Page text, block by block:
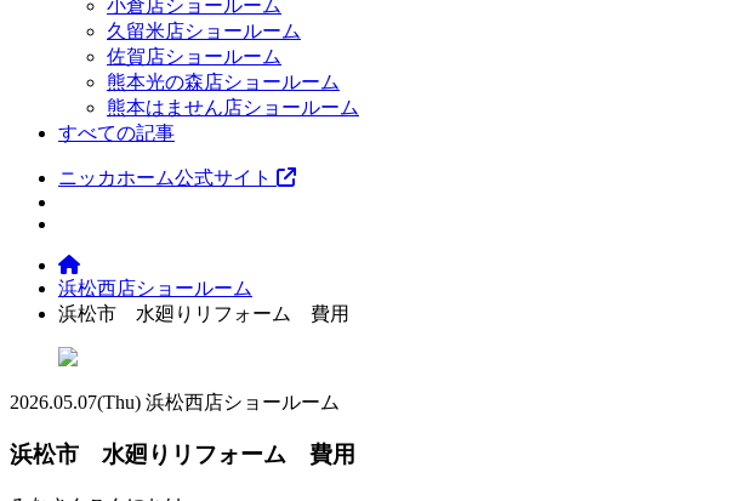
小倉店ショールーム
久留米店ショールーム
佐賀店ショールーム
熊本光の森店ショールーム
熊本はません店ショールーム
すべての記事
ニッカホーム公式サイト
浜松西店ショールーム
浜松市 水廻りリフォーム 費用
2026.05.07(Thu) 浜松西店ショールーム
浜松市 水廻りリフォーム 費用